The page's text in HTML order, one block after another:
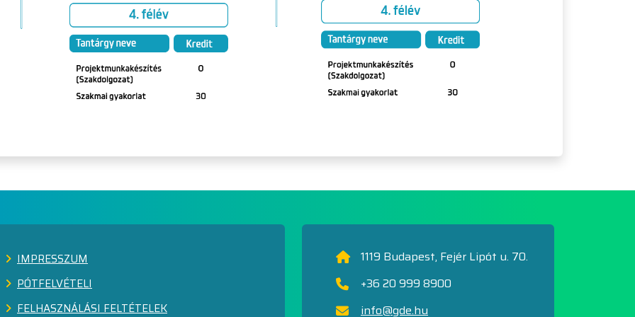
IMPRESSZUM
PÓTFELVÉTELI
FELHASZNÁLÁSI FELTÉTELEK
1119 Budapest, Fejér Lipót u. 70.
+36 20 999 8900
info@gde.hu